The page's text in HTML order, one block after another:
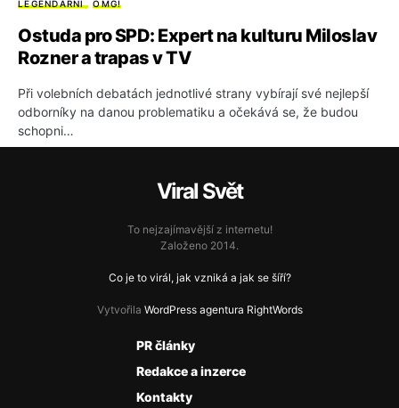
LEGENDÁRNÍ OMG!
Ostuda pro SPD: Expert na kulturu Miloslav
Rozner a trapas v TV
Při volebních debatách jednotlivé strany vybírají své nejlepší
odborníky na danou problematiku a očekává se, že budou
schopni…
Viral Svět
To nejzajímavější z internetu!
Založeno 2014.
Co je to virál, jak vzniká a jak se šíří?
Vytvořila WordPress agentura RightWords
PR články
Redakce a inzerce
Kontakty